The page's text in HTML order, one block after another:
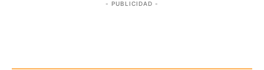
- PUBLICIDAD -